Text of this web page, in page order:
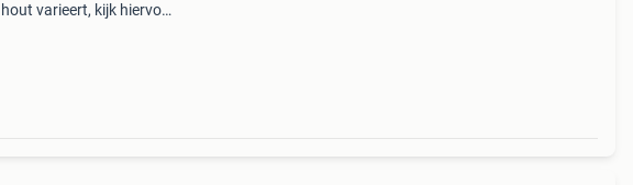
varieert, kijk hiervoor